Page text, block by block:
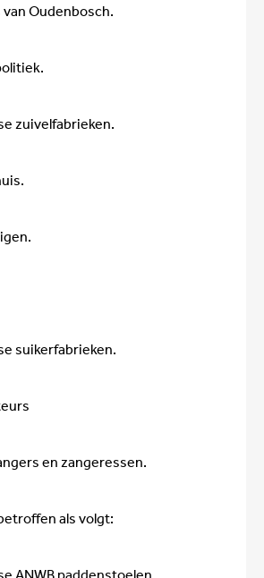
Oudenbosch.
zuivelfabrieken.
suikerfabrieken.
en zangeressen.
als volgt: